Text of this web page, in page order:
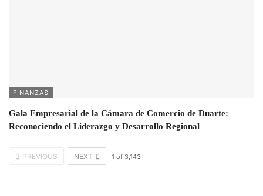
FINANZAS
Gala Empresarial de la Cámara de Comercio de Duarte:
Reconociendo el Liderazgo y Desarrollo Regional
PREVIOUS NEXT 1 of 3,143